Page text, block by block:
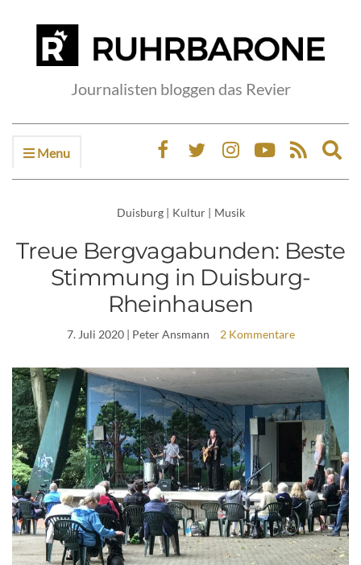
Journalisten bloggen das Revier
Menu
Duisburg | Kultur | Musik
Treue Bergvagabunden: Beste
Stimmung in Duisburg-
Rheinhausen
7. Juli 2020| Peter Ansmann 2 Kommentare